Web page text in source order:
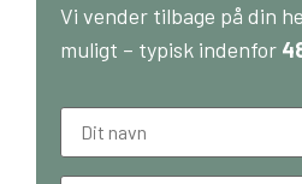
Vi vender tilbage på din
muligt – typisk indenfor